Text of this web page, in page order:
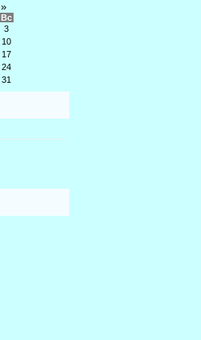
»
Вс
3
10
17
24
31